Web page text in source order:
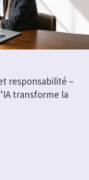
responsabilité –
transforme la